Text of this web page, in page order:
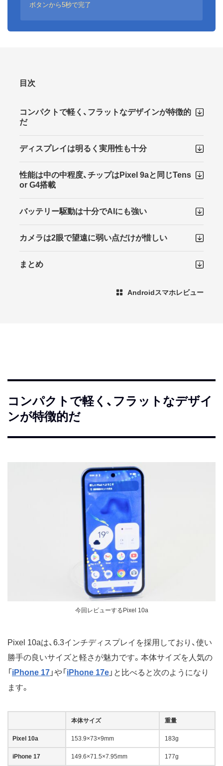
ボタンから5秒で完了
目次
コンパクトで軽く、フラットなデザインが特徴的
だ
ディスプレイは明るく実用性も十分
性能は中の中程度、チップはPixel 9aと同じTens
or G4搭載
バッテリー駆動は十分でAIにも強い
カメラは2眼で望遠に弱い点だけが惜しい
まとめ
Androidスマホレビュー
コンパクトで軽く、フラットなデザイ
ンが特徴的だ
今回レビューするPixel 10a
Pixel 10aは、6.3インチディスプレイを採用しており、使い
勝手の良いサイズと軽さが魅力です。本体サイズを人気の
「 iPhone 17 」や「 iPhone 17e 」と比べると次のようになり
ます。
本体サイズ 重量
Pixel 10a 153.9×73×9mm 183g
iPhone 17 149.6×71.5×7.95mm 177g